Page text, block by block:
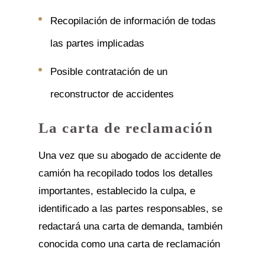
Recopilación de información de todas
las partes implicadas
Posible contratación de un
reconstructor de accidentes
La carta de reclamación
Una vez que su abogado de accidente de
camión ha recopilado todos los detalles
importantes, establecido la culpa, e
identificado a las partes responsables, se
redactará una carta de demanda, también
conocida como una carta de reclamación